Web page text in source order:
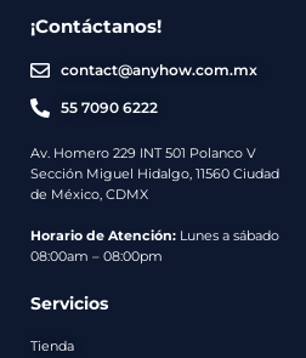
¡Contáctanos!
contact@anyhow.com.mx
55 7090 6222
Av. Homero 229 INT 501 Polanco V
Sección Miguel Hidalgo, 11560 Ciudad
de México, CDMX
Horario de Atención: Lunes a sábado
08:00am – 08:00pm
Servicios
Tienda
Servicios
Envíos
Métodos
de
Regalos
Contacto